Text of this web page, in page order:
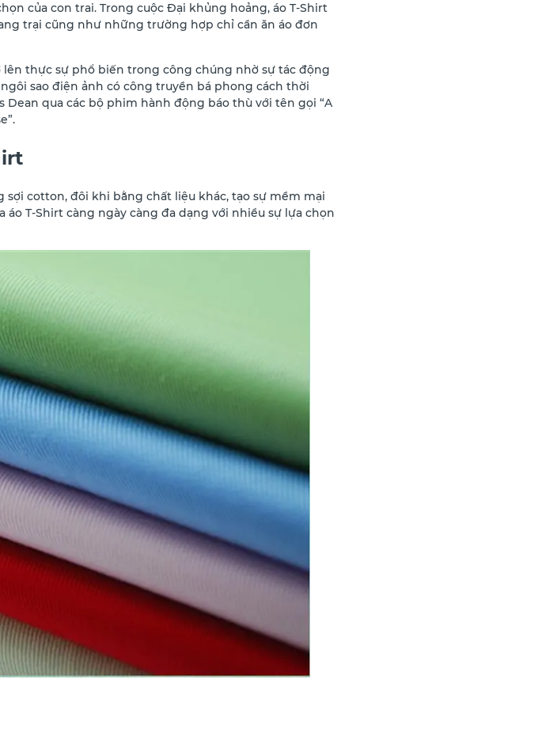
của con trai. Trong cuộc Đại khủng hoảng, áo T-Shirt
trại cũng như những trường hợp chỉ cần ăn áo đơn
thực sự phổ biến trong công chúng nhờ sự tác động
sao điện ảnh có công truyền bá phong cách thời
Dean qua các bộ phim hành động báo thù với tên gọi “A
cotton, đôi khi bằng chất liệu khác, tạo sự mềm mại
T-Shirt càng ngày càng đa dạng với nhiều sự lựa chọn